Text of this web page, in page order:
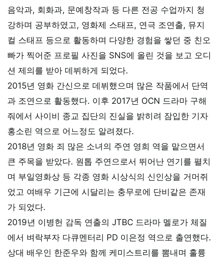
음악과, 회화과, 문예창작과 등 다른 전공 수업까지 청
강하며 공부하였고, 영화제 스태프, 연극 조연출, 뮤지
컬 스태프 등으로 활동하며 다양한 경험을 쌓던 중 친오
빠가 찍어준 프로필 사진을 SNS에 올린 것을 보고 오디
션 제의를 받아 데뷔하게 되었다.
2015년 영화 간신으로 데뷔했으며 많은 작품에서 단역
과 조연으로 활동했다. 이후 2017년 OCN 드라마 구해
줘에서 사이비 종교 집단의 진실을 밝히려 잠입한 기자
홍소린 역으로 어느정도 알려졌다.
2018년 영화 죄 많은 소녀의 주연 영희 역을 맡으면서
큰 주목을 받았다. 원톱 주연으로서 뛰어난 연기를 펼치
며 부일영화상 등 각종 영화 시상식의 신인상을 거머쥐
었고 여배우 기근에 시달리는 충무로에 단비같은 존재
가 되었다.
2019년 이병헌 감독 연출의 JTBC 드라마 멜로가 체질
에서 벼락부자 다큐멘터리 PD 이은정 역으로 출연했다.
상대 배우인 한준우와 함께 케미스트리를 뽐내며 훌륭